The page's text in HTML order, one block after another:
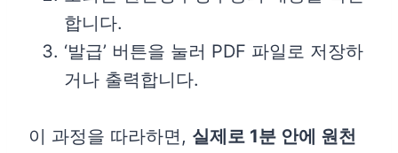
합니다.
‘발급’ 버튼을 눌러 PDF 파일로 저장하
거나 출력합니다.
이 과정을 따라하면, 실제로 1분 안에 원천